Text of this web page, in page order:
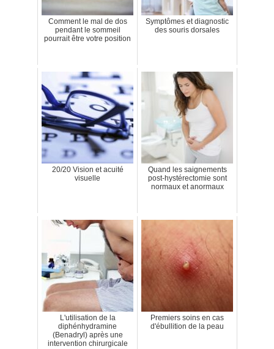
Comment le mal de dos
pendant le sommeil
pourrait être votre position
Symptômes et diagnostic
des souris dorsales
20/20 Vision et acuité
visuelle
Quand les saignements
post-hystérectomie sont
normaux et anormaux
L'utilisation de la
diphénhydramine
(Benadryl) après une
intervention chirurgicale
Premiers soins en cas
d'ébullition de la peau